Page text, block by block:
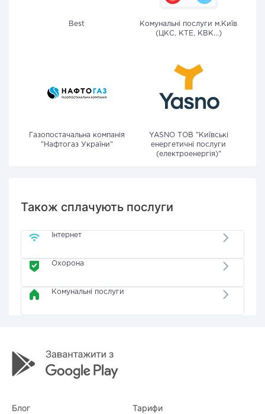
Best
Комунальні послуги м.Київ
(ЦКС, КТЕ, КВК...)
Газопостачальна компанія
"Нафтогаз України"
YASNO ТОВ "Київські
енергетичні послуги
(електроенергія)"
Також сплачують послуги
Інтернет
Охорона
Комунальні послуги
Блог Тарифи